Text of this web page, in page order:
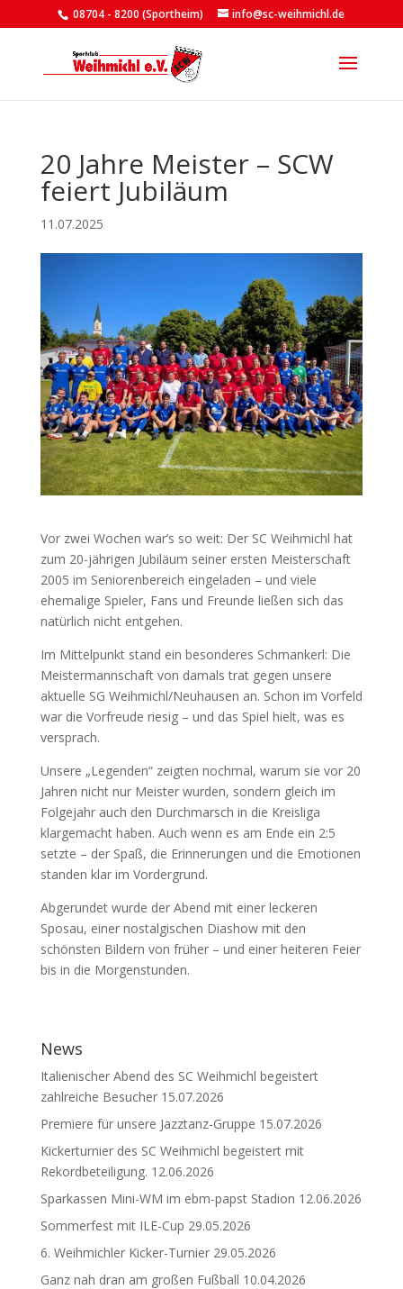
08704 - 8200 (Sportheim) info@sc-weihmichl.de
20 Jahre Meister – SCW
feiert Jubiläum
11.07.2025
Vor zwei Wochen war’s so weit: Der SC Weihmichl hat
zum 20-jährigen Jubiläum seiner ersten Meisterschaft
2005 im Seniorenbereich eingeladen – und viele
ehemalige Spieler, Fans und Freunde ließen sich das
natürlich nicht entgehen.
Im Mittelpunkt stand ein besonderes Schmankerl: Die
Meistermannschaft von damals trat gegen unsere
aktuelle SG Weihmichl/Neuhausen an. Schon im Vorfeld
war die Vorfreude riesig – und das Spiel hielt, was es
versprach.
Unsere „Legenden“ zeigten nochmal, warum sie vor 20
Jahren nicht nur Meister wurden, sondern gleich im
Folgejahr auch den Durchmarsch in die Kreisliga
klargemacht haben. Auch wenn es am Ende ein 2:5
setzte – der Spaß, die Erinnerungen und die Emotionen
standen klar im Vordergrund.
Abgerundet wurde der Abend mit einer leckeren
Sposau, einer nostalgischen Diashow mit den
schönsten Bildern von früher – und einer heiteren Feier
bis in die Morgenstunden.
News
Italienischer Abend des SC Weihmichl begeistert
zahlreiche Besucher 15.07.2026
Premiere für unsere Jazztanz-Gruppe 15.07.2026
Kickerturnier des SC Weihmichl begeistert mit
Rekordbeteiligung. 12.06.2026
Sparkassen Mini-WM im ebm-papst Stadion 12.06.2026
Sommerfest mit ILE-Cup 29.05.2026
6. Weihmichler Kicker-Turnier 29.05.2026
Ganz nah dran am großen Fußball 10.04.2026